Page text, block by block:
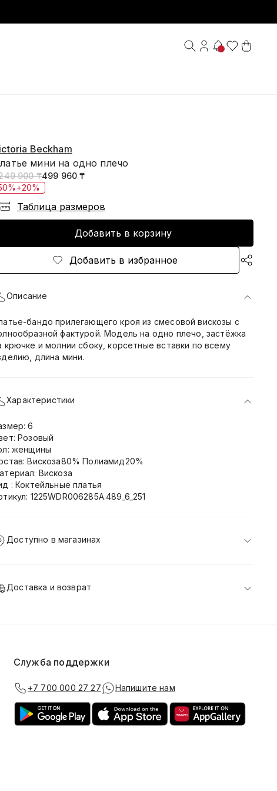
Beckham
мини на одно плечо
900 ₸499 960 ₸
Таблица размеров
Добавить в корзину
Добавить в избранное
Описание
бандо прилегающего кроя из смесовой вискозы с
фактурой. Модель на одно плечо, застёжка
крючке и молнии сбоку, корсетные вставки по всему
длина мини.
Характеристики
6
Розовый
женщины
Вискоза80% Полиамид20%
Вискоза
: Коктейльные платья
1225WDR006285A.489_6_251
Доступно в магазинах
Доставка и возврат
Служба поддержки
+7 700 000 27 27 Напишите нам